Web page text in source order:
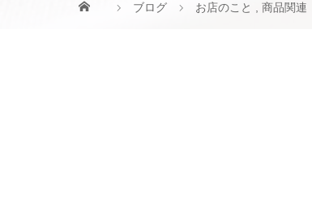
ブログ お店のこと 商品関連